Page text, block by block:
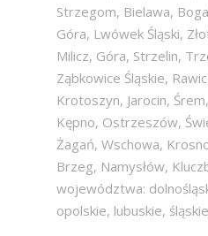
Strzegom, Bielawa,
Góra, Lwówek Śląski,
Milicz, Góra, Strzelin,
Ząbkowice Śląskie,
Krotoszyn, Jarocin,
Kępno, Ostrzeszów,
Żagań, Wschowa,
Brzeg, Namysłów,
województwa:
opolskie, lubuskie,